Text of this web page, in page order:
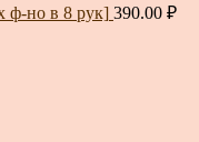
ф-но в 8 рук] 390.00 ₽